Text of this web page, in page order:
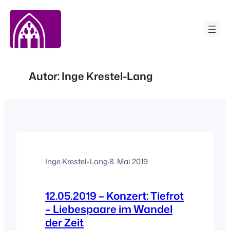
Zum
Inhalt
springen
Autor:Inge Krestel-Lang
Inge Krestel-Lang·8. Mai 2019
12.05.2019 – Konzert: Tiefrot
– Liebespaare im Wandel
der Zeit